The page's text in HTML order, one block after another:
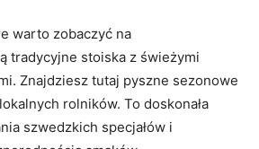
warto zobaczyć na
‍tradycyjne stoiska z świeżymi
Znajdziesz tutaj ‍pyszne sezonowe
rolników. ​To ⁢doskonała
szwedzkich specjałów i